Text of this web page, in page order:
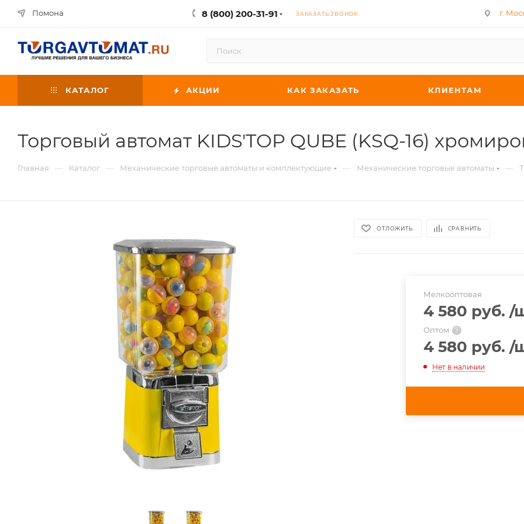
Помона 8 (800) 200-31-91 ЗАКАЗАТЬ ЗВОНОК г.
КАТАЛОГ АКЦИИ КАК ЗАКАЗАТЬ КЛИЕНТАМ
Торговый автомат KIDS'TOP QUBE (KSQ-16)
Главная — Каталог — Механические торговые автоматы и комплектующие — Механические торговые автоматы —
ОТЛОЖИТЬ СРАВНИТЬ
Мелкооптовая
4 580 руб. /
Оптом ?
4 580 руб. /
Нет в наличии